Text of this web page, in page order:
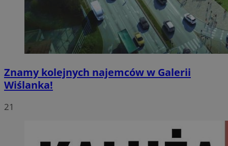
Znamy kolejnych najemców w Galerii
Wiślanka!
21